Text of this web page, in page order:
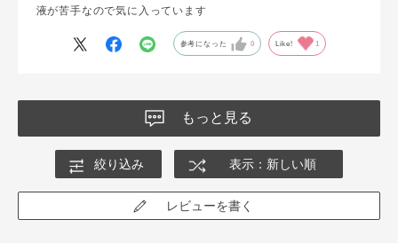
液が苦手なので気に入っています
参考になった 0 Like! 1
もっと見る
絞り込み 表示：新しい順
レビューを書く